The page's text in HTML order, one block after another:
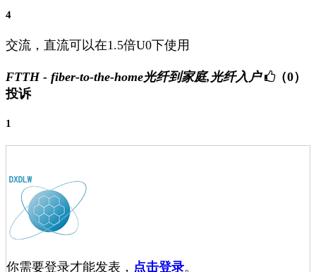
4
交流，直流可以在1.5倍U0下使用
FTTH - fiber-to-the-home光纤到家庭,光纤入户
（0）
投诉
1
你需要登录才能发表， 点击登录。